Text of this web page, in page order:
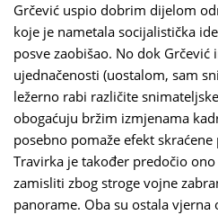
Grčević uspio dobrim dijelom
koje je nametala socijalistička
posve zaobišao. No dok Grčević
ujednačenosti (uostalom, sam
ležerno rabi različite
obogaćuju bržim izmjenama
posebno pomaže efekt
Travirka je također predočio
zamisliti zbog stroge vojne
panorame. Oba su ostala